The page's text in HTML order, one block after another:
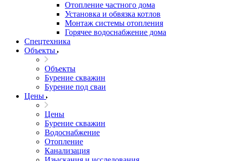
Отопление частного дома
Установка и обвязка котлов
Монтаж системы отопления
Горячее водоснабжение дома
Спецтехника
Объекты
Объекты
Бурение скважин
Бурение под сваи
Цены
Цены
Бурение скважин
Водоснабжение
Отопление
Канализация